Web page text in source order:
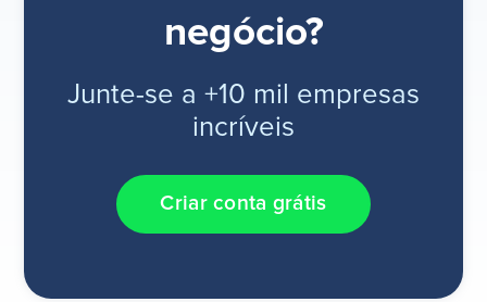
negócio?
Junte-se a +10 mil empresas
incríveis
Criar conta grátis